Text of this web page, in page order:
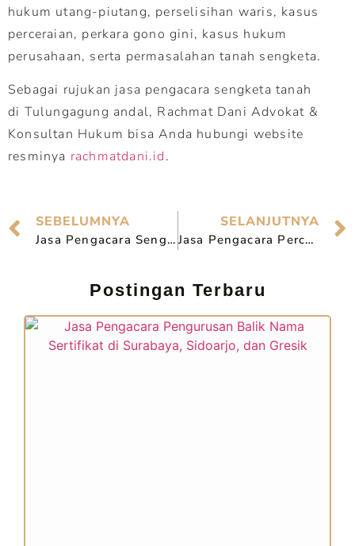
hukum utang-piutang, perselisihan waris, kasus
perceraian, perkara gono gini, kasus hukum
perusahaan, serta permasalahan tanah sengketa.
Sebagai rujukan jasa pengacara sengketa tanah
di Tulungagung andal, Rachmat Dani Advokat &
Konsultan Hukum bisa Anda hubungi website
resminya rachmatdani.id.
SEBELUMNYA
Jasa Pengacara Sengketa Tanah di Probolinggo
SELANJUTNYA
Jasa Pengacara Perceraian Profesional di Bangil
Postingan Terbaru